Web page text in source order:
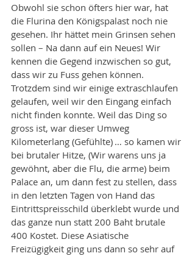
Obwohl sie schon öfters hier war, hat
die Flurina den Königspalast noch nie
gesehen. Ihr hättet mein Grinsen sehen
sollen – Na dann auf ein Neues! Wir
kennen die Gegend inzwischen so gut,
dass wir zu Fuss gehen können.
Trotzdem sind wir einige extraschlaufen
gelaufen, weil wir den Eingang einfach
nicht finden konnte. Weil das Ding so
gross ist, war dieser Umweg
Kilometerlang (Gefühlte) … so kamen wir
bei brutaler Hitze, (Wir warens uns ja
gewöhnt, aber die Flu, die arme) beim
Palace an, um dann fest zu stellen, dass
in den letzten Tagen von Hand das
Eintrittspreisschild überklebt wurde und
das ganze nun statt 200 Baht brutale
400 Kostet. Diese Asiatische
Freizügigkeit ging uns dann so sehr auf